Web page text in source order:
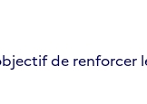
de renforcer